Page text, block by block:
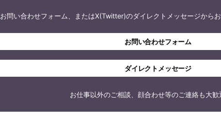
お問い合わせフォーム、またはX(Twitter)のダイレクトメッセージから
お問い合わせフォーム
ダイレクトメッセージ
お仕事以外のご相談、顔合わせ等のご連絡も大歓